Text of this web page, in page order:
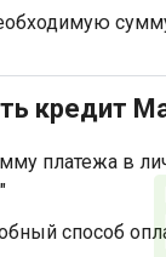
кредит
платежа в
способ